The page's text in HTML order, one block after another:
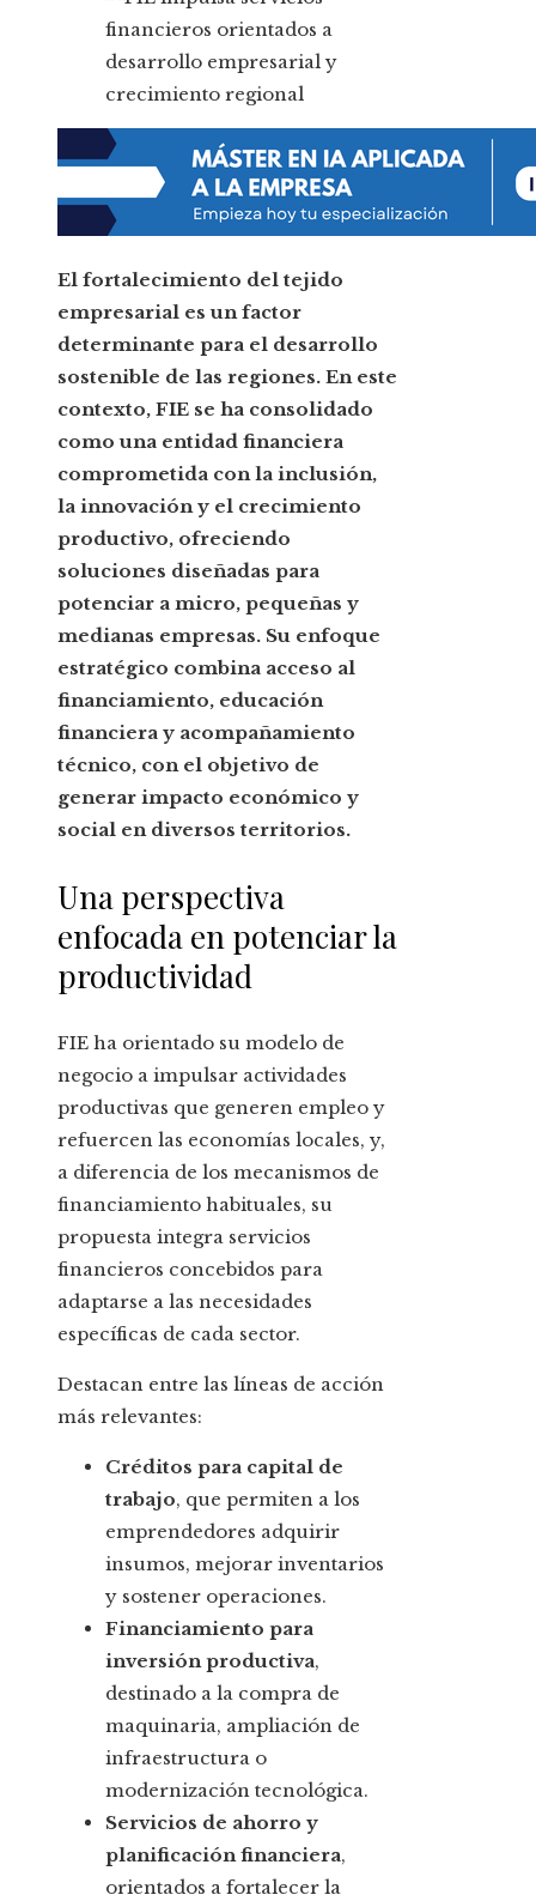
El fortalecimiento del tejido
empresarial es un factor
determinante para el desarrollo
sostenible de las regiones. En este
contexto, FIE se ha consolidado
como una entidad financiera
comprometida con la inclusión,
la innovación y el crecimiento
productivo, ofreciendo
soluciones diseñadas para
potenciar a micro, pequeñas y
medianas empresas. Su enfoque
estratégico combina acceso al
financiamiento, educación
financiera y acompañamiento
técnico, con el objetivo de
generar impacto económico y
social en diversos territorios.
Una perspectiva
enfocada en potenciar la
productividad
FIE ha orientado su modelo de
negocio a impulsar actividades
productivas que generen empleo y
refuercen las economías locales, y,
a diferencia de los mecanismos de
financiamiento habituales, su
propuesta integra servicios
financieros concebidos para
adaptarse a las necesidades
específicas de cada sector.
Destacan entre las líneas de acción
más relevantes:
Créditos para capital de
trabajo, que permiten a los
emprendedores adquirir
insumos, mejorar inventarios
y sostener operaciones.
Financiamiento para
inversión productiva,
destinado a la compra de
maquinaria, ampliación de
infraestructura o
modernización tecnológica.
Servicios de ahorro y
planificación financiera,
orientados a fortalecer la